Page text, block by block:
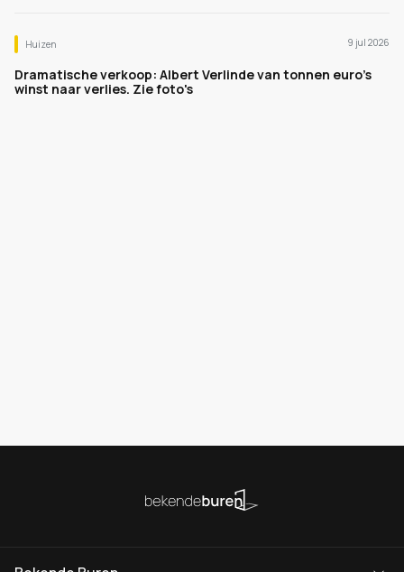
Huizen 9 jul 2026
Dramatische verkoop: Albert Verlinde van tonnen euro's
winst naar verlies. Zie foto's